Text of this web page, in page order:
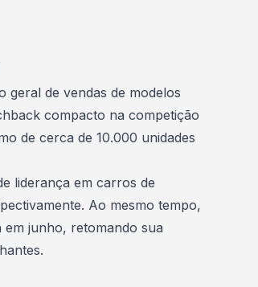
geral de vendas de modelos
compacto na competição
de cerca de 10.000 unidades
liderança em carros de
Ao mesmo tempo,
em junho, retomando sua